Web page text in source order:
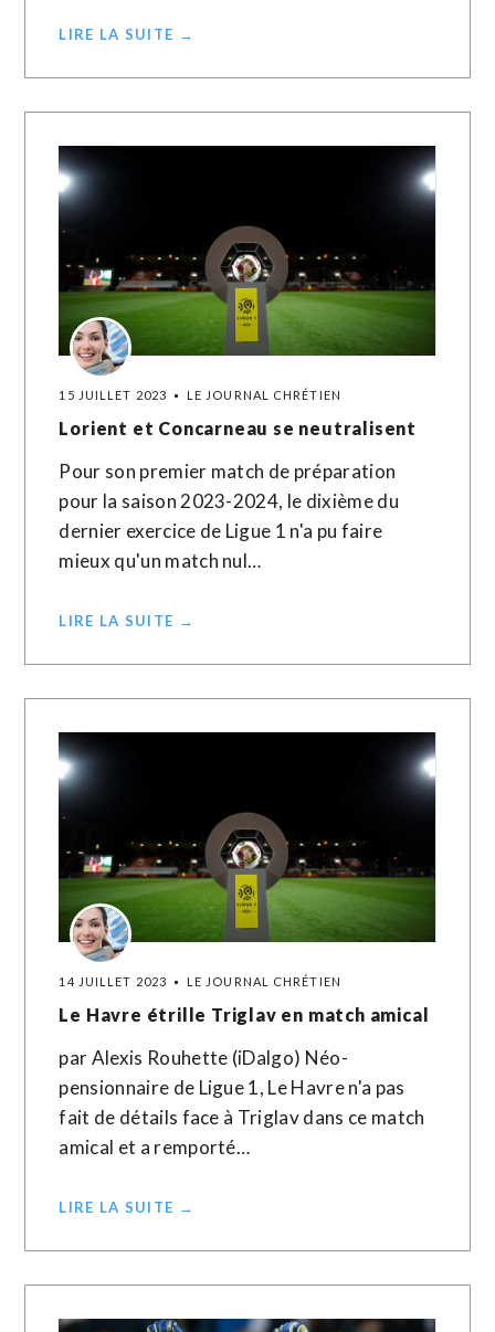
LIRE LA SUITE →
15 JUILLET 2023 LE JOURNAL CHRÉTIEN
Lorient et Concarneau se neutralisent
Pour son premier match de préparation
pour la saison 2023-2024, le dixième du
dernier exercice de Ligue 1 n'a pu faire
mieux qu'un match nul…
LIRE LA SUITE →
14 JUILLET 2023 LE JOURNAL CHRÉTIEN
Le Havre étrille Triglav en match amical
par Alexis Rouhette (iDalgo) Néo-
pensionnaire de Ligue 1, Le Havre n'a pas
fait de détails face à Triglav dans ce match
amical et a remporté…
LIRE LA SUITE →